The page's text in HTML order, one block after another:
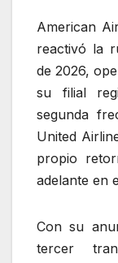
American
reactivó la
de 2026,
su filial
segunda
United
propio
adelante en
Con su
tercer